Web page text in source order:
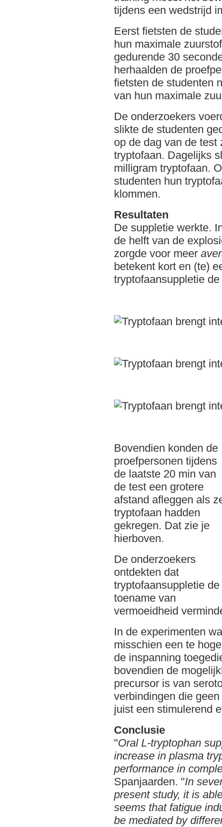
tijdens een wedstrijd
Eerst fietsten de
hun maximale
gedurende 30
herhaalden de
fietsten de studenten
van hun maximale
De onderzoekers
slikte de studenten
op de dag van de
tryptofaan. Dagelijks
milligram tryptofaan.
studenten hun
klommen.
Resultaten
De suppletie werkte.
de helft van de
zorgde voor meer
betekent kort en (te)
tryptofaansuppletie
Bovendien konden de
proefpersonen tijdens
de laatste 20 min van
de test een grotere
afstand afleggen als
tryptofaan hadden
gekregen. Dat zie je
hierboven.
De onderzoekers
ontdekten dat
tryptofaansuppletie de
toename van
vermoeidheid
In de experimenten
misschien een te
de inspanning
bovendien de
precursor is van
verbindingen die
juist een stimulerend
Conclusie
"Oral L-tryptophan
increase in plasma
performance in
Spanjaarden. "In
present study, it is
seems that fatigue
be mediated by